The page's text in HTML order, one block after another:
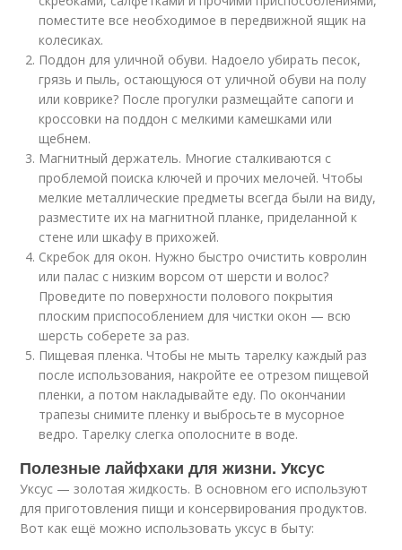
поместите все необходимое в передвижной ящик на
колесиках.
Поддон для уличной обуви. Надоело убирать песок,
грязь и пыль, остающуюся от уличной обуви на полу
или коврике? После прогулки размещайте сапоги и
кроссовки на поддон с мелкими камешками или
щебнем.
Магнитный держатель. Многие сталкиваются с
проблемой поиска ключей и прочих мелочей. Чтобы
мелкие металлические предметы всегда были на виду,
разместите их на магнитной планке, приделанной к
стене или шкафу в прихожей.
Скребок для окон. Нужно быстро очистить ковролин
или палас с низким ворсом от шерсти и волос?
Проведите по поверхности полового покрытия
плоским приспособлением для чистки окон — всю
шерсть соберете за раз.
Пищевая пленка. Чтобы не мыть тарелку каждый раз
после использования, накройте ее отрезом пищевой
пленки, а потом накладывайте еду. По окончании
трапезы снимите пленку и выбросьте в мусорное
ведро. Тарелку слегка ополосните в воде.
Полезные лайфхаки для жизни. Уксус
Уксус — золотая жидкость. В основном его используют
для приготовления пищи и консервирования продуктов.
Вот как ещё можно использовать уксус в быту: